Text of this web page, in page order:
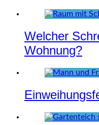
Welcher
Wohnung?